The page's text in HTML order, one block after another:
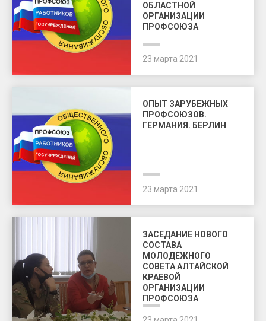
ОБЛАСТНОЙ
ОРГАНИЗАЦИИ
ПРОФСОЮЗА
23 марта 2021
ОПЫТ ЗАРУБЕЖНЫХ
ПРОФСОЮЗОВ.
ГЕРМАНИЯ. БЕРЛИН
23 марта 2021
ЗАСЕДАНИЕ НОВОГО
СОСТАВА
МОЛОДЕЖНОГО
СОВЕТА АЛТАЙСКОЙ
КРАЕВОЙ
ОРГАНИЗАЦИИ
ПРОФСОЮЗА